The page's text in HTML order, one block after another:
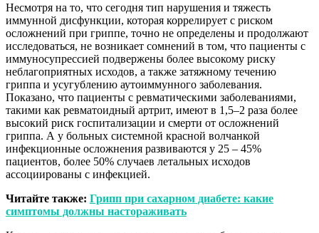
Несмотря на то, что сегодня тип нарушения и тяжесть
иммунной дисфункции, которая коррелирует с риском
осложнений при гриппе, точно не определены и продолжают
исследоваться, не возникает сомнений в том, что пациенты с
иммуносупрессией подвержены более высокому риску
неблагоприятных исходов, а также затяжному течению
гриппа и усугублению аутоиммунного заболевания.
Показано, что пациенты с ревматическими заболеваниями,
такими как ревматоидный артрит, имеют в 1,5–2 раза более
высокий риск госпитализации и смерти от осложнений
гриппа. А у больных системной красной волчанкой
инфекционные осложнения развиваются у 25 – 45%
пациентов, более 50% случаев летальных исходов
ассоциированы с инфекцией.
Читайте также: Грипп при сахарном диабете: какие
симптомы должны настораживать